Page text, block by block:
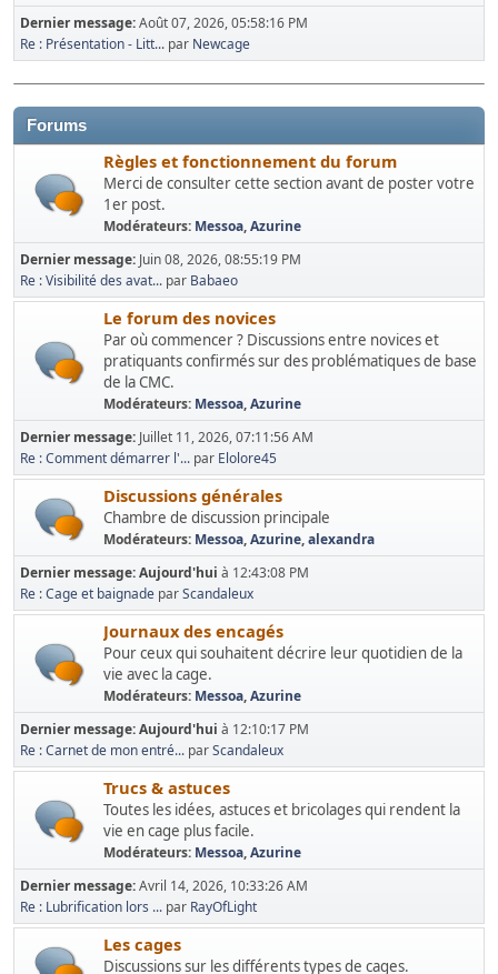
Dernier message:Août 07, 2026, 05:58:16 PM
Re : Présentation - Litt... par Newcage
Forums
Règles et fonctionnement du forum
Merci de consulter cette section avant de poster votre
1er post.
Modérateurs: Messoa,Azurine
Dernier message: Juin 08, 2026, 08:55:19 PM
Re : Visibilité des avat... par Babaeo
Le forum des novices
Par où commencer ? Discussions entre novices et
pratiquants confirmés sur des problématiques de base
de la CMC.
Modérateurs: Messoa,Azurine
Dernier message: Juillet 11, 2026, 07:11:56 AM
Re : Comment démarrer l'... par Elolore45
Discussions générales
Chambre de discussion principale
Modérateurs: Messoa,Azurine,alexandra
Dernier message:Aujourd'hui à 12:43:08 PM
Re : Cage et baignade parScandaleux
Journaux des encagés
Pour ceux qui souhaitent décrire leur quotidien de la
vie avec la cage.
Modérateurs: Messoa,Azurine
Dernier message:Aujourd'hui à 12:10:17 PM
Re : Carnet de mon entré... parScandaleux
Trucs & astuces
Toutes les idées, astuces et bricolages qui rendent la
vie en cage plus facile.
Modérateurs: Messoa,Azurine
Dernier message:Avril 14, 2026, 10:33:26 AM
Re : Lubrification lors ... par RayOfLight
Les cages
Discussions sur les différents types de cages.